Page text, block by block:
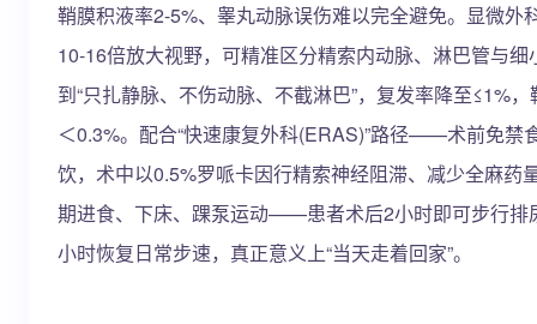
鞘膜积液率2-5%、睾丸动脉误伤难以完全避免。显微外
10-16倍放大视野，可精准区分精索内动脉、淋巴管与细
到“只扎静脉、不伤动脉、不截淋巴”，复发率降至≤1%
＜0.3%。配合“快速康复外科(ERAS)”路径——术前免禁
饮，术中以0.5%罗哌卡因行精索神经阻滞、减少全麻药
期进食、下床、踝泵运动——患者术后2小时即可步行排
小时恢复日常步速，真正意义上“当天走着回家”。